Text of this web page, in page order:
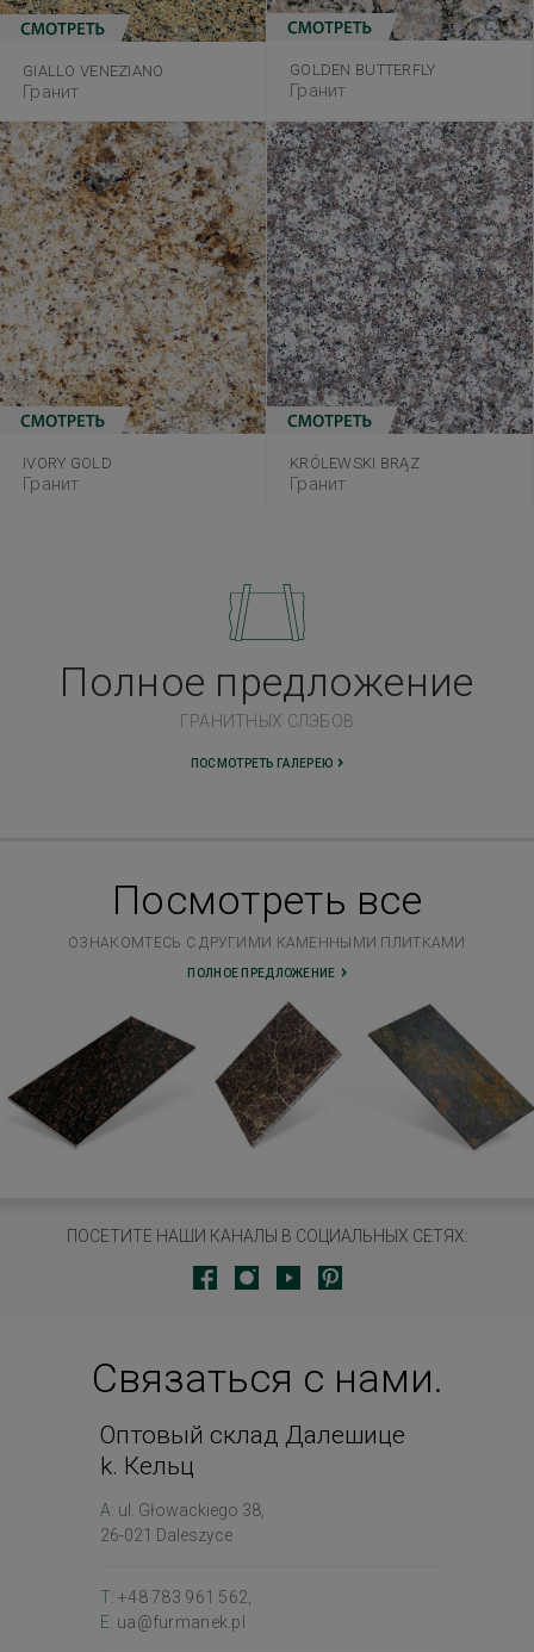
GIALLO VENEZIANO
Гранит
GOLDEN BUTTERFLY
Гранит
IVORY GOLD
Гранит
KRÓLEWSKI BRĄZ
Гранит
Полное предложение
ГРАНИТНЫХ СЛЭБОВ
ПОСМОТРЕТЬ ГАЛЕРЕЮ
Посмотреть всe
ОЗНАКОМТЕСЬ С ДРУГИМИ КАМЕННЫМИ ПЛИТКАМИ
ПОЛНОЕ ПРЕДЛОЖЕНИЕ
ПОСЕТИТЕ НАШИ КАНАЛЫ В СОЦИАЛЬНЫХ СЕТЯХ:
Связаться с нами.
Оптовый склад Далешице
k. Кельц
A: ul. Głowackiego 38
26-021 Daleszyce
T: +48 783 961 562
E: ua@furmanek.pl